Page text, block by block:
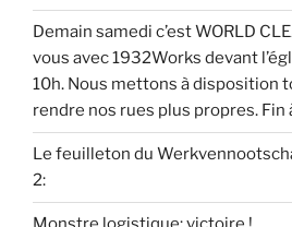
Demain samedi c’est WORLD
vous avec 1932Works devant
10h. Nous mettons à disposition
rendre nos rues plus propres. Fin
Le feuilleton du
2: